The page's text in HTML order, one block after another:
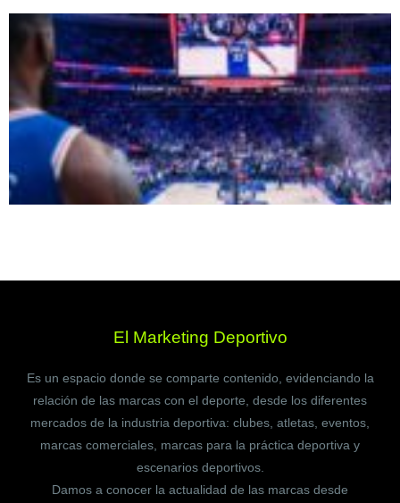
El Marketing Deportivo
Es un espacio donde se comparte contenido, evidenciando la
relación de las marcas con el deporte, desde los diferentes
mercados de la industria deportiva: clubes, atletas, eventos,
marcas comerciales, marcas para la práctica deportiva y
escenarios deportivos.
Damos a conocer la actualidad de las marcas desde